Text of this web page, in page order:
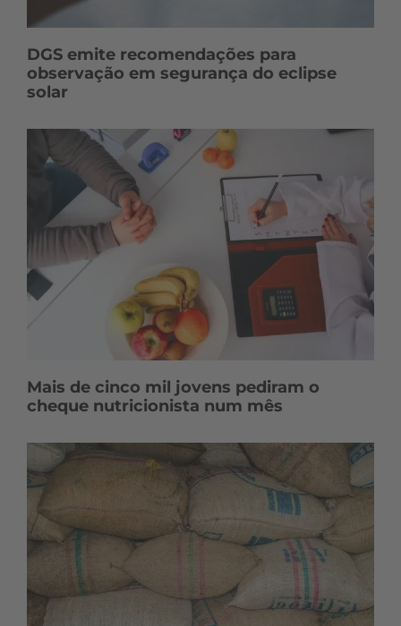
DGS emite recomendações para
observação em segurança do eclipse
solar
Mais de cinco mil jovens pediram o
cheque nutricionista num mês